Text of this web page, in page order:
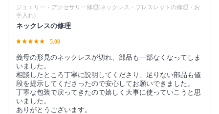
ジュエリー・アクセサリー修理(ネックレス・ブレスレットの修理・お
手入れ)
ネックレスの修理
5.00
義母の形見のネックレスが切れ、部品も一部なくなってしま
いました。
相談したところ丁寧に説明してくださり、足りない部品も値
段を提示してくださったので安心してお願いできました。
丁寧な包装で戻ってきたので嬉しく大事に使っていこうと思
いました。
ありがとうございます。